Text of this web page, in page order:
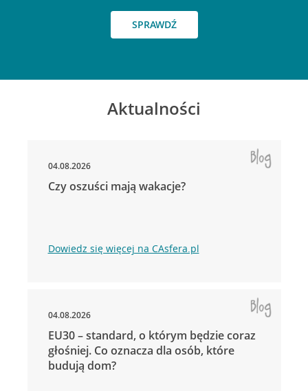
SPRAWDŹ
Aktualności
04.08.2026
Czy oszuści mają wakacje?
Dowiedz się więcej na CAsfera.pl
04.08.2026
EU30 – standard, o którym będzie coraz
głośniej. Co oznacza dla osób, które
budują dom?